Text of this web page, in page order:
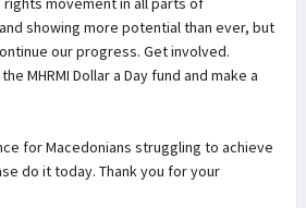
showing more potential than ever, but
our progress. Get involved.
MHRMI Dollar a Day fund and make a
for Macedonians struggling to achieve
do it today. Thank you for your